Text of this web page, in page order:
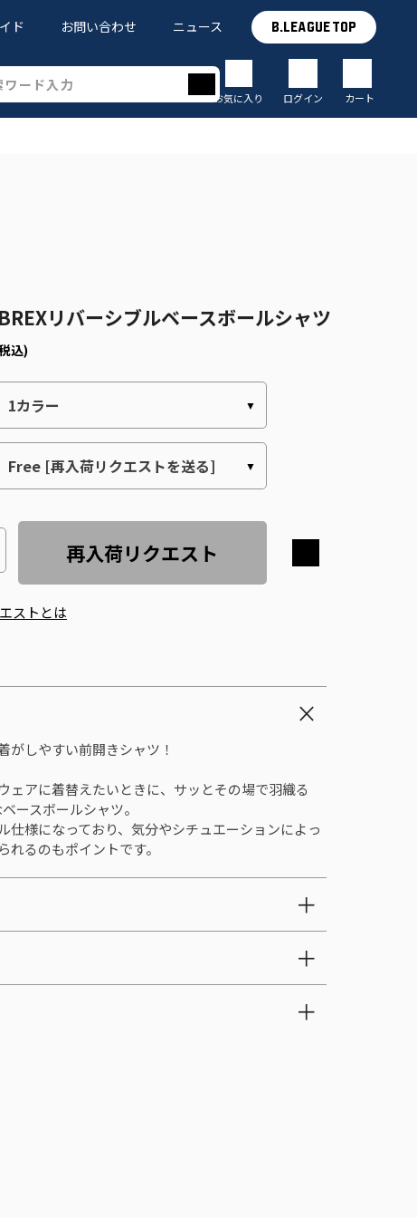
ド お問い合わせ ニュース B.LEAGUE TOP
お気に入り ログイン カート
リバーシブルベースボールシャツ
込)
再入荷リクエスト
ストとは
がしやすい前開きシャツ！
ェアに着替えたいときに、サッとその場で羽織る
ースボールシャツ。
仕様になっており、気分やシチュエーションによっ
れるのもポイントです。